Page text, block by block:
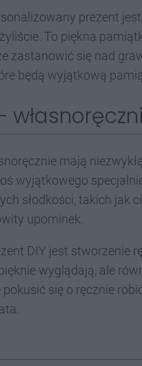
prezent
To piękna
zastanowić się nad
będą wyjątkową
mają
wyjątkowego
słodkości, takich jak
upominek.
DIY jest stworzenie
wyglądają, ale
się o ręcznie